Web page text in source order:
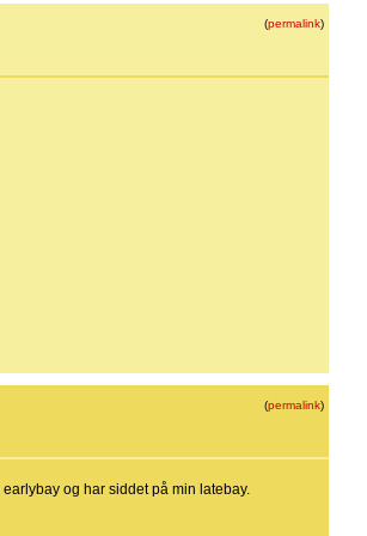
(permalink)
(permalink)
og har siddet på min latebay.